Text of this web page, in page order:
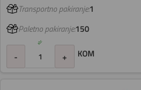
Transportno pakiranje:1
Paletno pakiranje:150
- + KOM